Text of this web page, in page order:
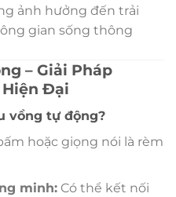
ảnh hưởng đến trải
gian sống thông
– Giải Pháp
Hiện Đại
vồng tự động?
hoặc giọng nói là rèm
minh: Có thể kết nối